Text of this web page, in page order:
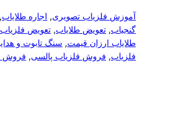
آموزش فلزیاب تصویری, اجاره طلایاب
گنجیاب, تعویض طلایاب, تعویض فلزیاب
طلایاب ارزان قیمت, سنگ تابوت و
فلزیاب, فروش فلزیاب پالسی, فروش